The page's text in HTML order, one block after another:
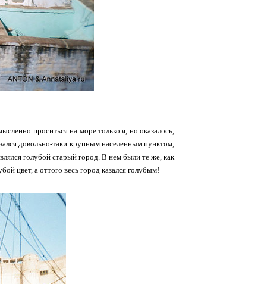
проситься на море только я, но оказалось,
довольно-таки крупным населенным пунктом,
голубой старый город. В нем были те же, как
цвет, а оттого весь город казался голубым!